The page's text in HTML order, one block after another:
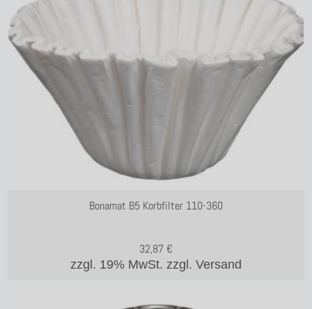
Bonamat B5 Korbfilter 110-360
zzgl. 19% MwSt. zzgl. Versand
32,87€